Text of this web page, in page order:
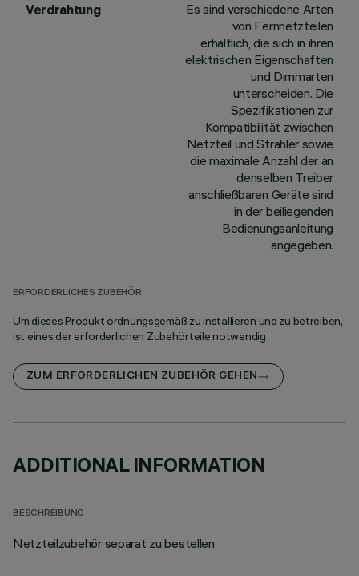
Verdrahtung
Es sind verschiedene Arten
von Fernnetzteilen
erhältlich, die sich in ihren
elektrischen Eigenschaften
und Dimmarten
unterscheiden. Die
Spezifikationen zur
Kompatibilität zwischen
Netzteil und Strahler sowie
die maximale Anzahl der an
denselben Treiber
anschließbaren Geräte sind
in der beiliegenden
Bedienungsanleitung
angegeben.
ERFORDERLICHES ZUBEHÖR
Um dieses Produkt ordnungsgemäß zu installieren und zu betreiben,
ist eines der erforderlichen Zubehörteile notwendig
ZUM ERFORDERLICHEN ZUBEHÖR GEHEN
ADDITIONAL INFORMATION
BESCHREIBUNG
Netzteilzubehör separat zu bestellen